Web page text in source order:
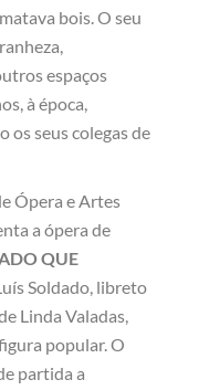
bois. O seu
espaços
à época,
os seus colegas de
Ópera e Artes
a ópera de
QUE
Soldado, libreto
Linda Valadas,
popular. O
partida a